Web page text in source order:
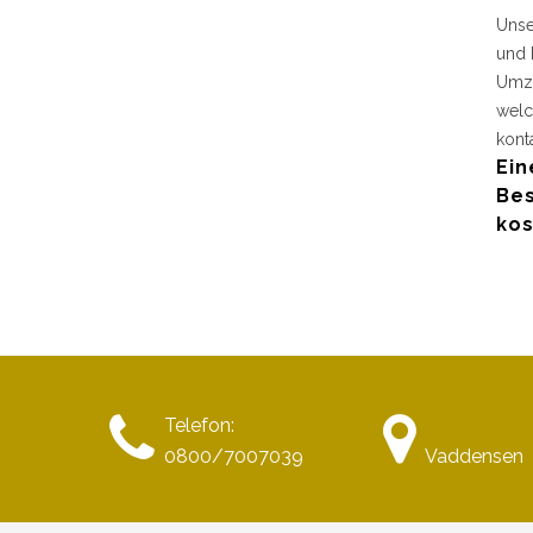
und
Telefon:
0800/7007039
Vaddensen